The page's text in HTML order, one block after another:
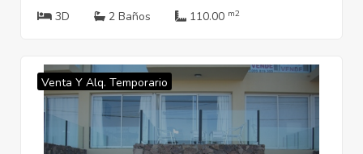
3D
2 Baños 110.00 m2
Venta Y Alq. Temporario